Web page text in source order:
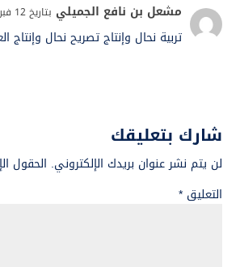
مشعل بن نافع الجميلي بتاريخ 12 فبراير، 2023 - 10:07 ص
تربية نحال وإنتاج تصريح نحال وإنتاج
شارك بتعليقك
لن يتم نشر عنوان بريدك الإلكتروني. الحقول
التعليق *